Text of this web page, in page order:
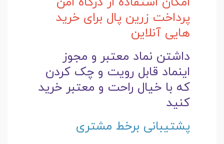
پرداخت زرین پال برای خرید
هایی آنلاین
داشتن نماد معتبر و مجوز
اینماد قابل رویت و چک کردن
که با خیال راحت و معتبر خرید
کنید
پشتیبانی برخط مشتری